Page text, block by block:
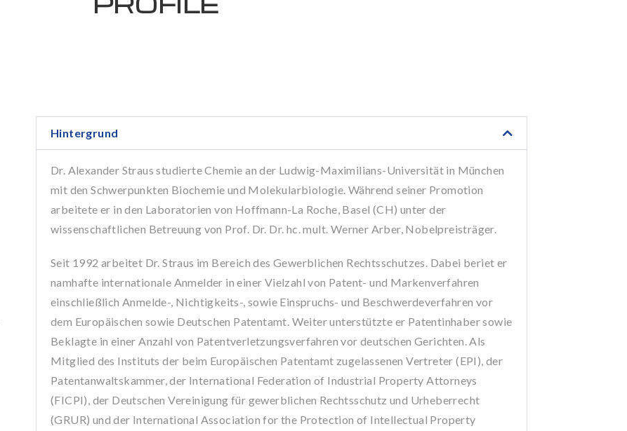
Hintergrund
Dr. Alexander Straus studierte Chemie an der Ludwig-Maximilians-Universität in München
mit den Schwerpunkten Biochemie und Molekularbiologie. Während seiner Promotion
arbeitete er in den Laboratorien von Hoffmann-La Roche, Basel (CH) unter der
wissenschaftlichen Betreuung von Prof. Dr. Dr. hc. mult. Werner Arber, Nobelpreisträger.
Seit 1992 arbeitet Dr. Straus im Bereich des Gewerblichen Rechtsschutzes. Dabei beriet er
namhafte internationale Anmelder in einer Vielzahl von Patent- und Markenverfahren
einschließlich Anmelde-, Nichtigkeits-, sowie Einspruchs- und Beschwerdeverfahren vor
dem Europäischen sowie Deutschen Patentamt. Weiter unterstützte er Patentinhaber sowie
Beklagte in einer Anzahl von Patentverletzungsverfahren vor deutschen Gerichten. Als
Mitglied des Instituts der beim Europäischen Patentamt zugelassenen Vertreter (EPI), der
Patentanwaltskammer, der International Federation of Industrial Property Attorneys
(FICPI), der Deutschen Vereinigung für gewerblichen Rechtsschutz und Urheberrecht
(GRUR) und der International Association for the Protection of Intellectual Property